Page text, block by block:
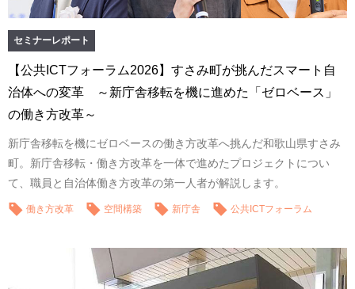
セミナーレポート
【公共ICTフォーラム2026】すさみ町が挑んだスマート自
治体への変革 ～新庁舎移転を機に進めた「ゼロベース」
の働き方改革～
新庁舎移転を機にゼロベースの働き方改革へ挑んだ和歌山県すさみ
町。新庁舎移転・働き方改革を一体で進めたプロジェクトについ
て、職員と自治体働き方改革の第一人者が解説します。
働き方改革 空間構築 新庁舎 公共ICTフォーラム